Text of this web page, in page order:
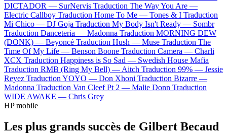
DICTADOR — SurNervis Traduction The Way You Are —
Electric Callboy Traduction Home To Me — Tones & I Traduction
Mi Chico — DJ Goja Traduction My Body Isn't Ready — Sombr
Traduction Danceteria — Madonna Traduction MORNING DEW
(DONK) — Beyoncé Traduction Hush — Muse Traduction The
Time Of My Life — Benson Boone Traduction Camera — Charli
XCX Traduction Happiness is So Sad — Swedish House Mafia
Traduction RMB (Ring My Bell) — Aitch Traduction 99% — Jessie
Reyez Traduction YOYO — Don Xhoni Traduction Bizarre —
Madonna Traduction Van Cleef Pt 2 — Malie Donn Traduction
WIDE AWAKE — Chris Grey
HP mobile
Les plus grands succès de Gilbert Becaud